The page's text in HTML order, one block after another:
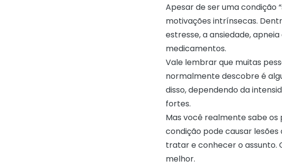
Apesar de ser uma condição
motivações intrínsecas.
estresse, a ansiedade,
medicamentos.
Vale lembrar que muitas
normalmente descobre é
disso, dependendo da
fortes.
Mas você realmente sabe os
condição pode causar
tratar e conhecer o assunto.
melhor.